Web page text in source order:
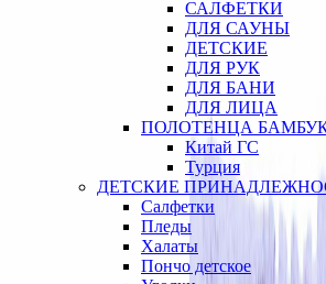
САЛФЕТКИ
ДЛЯ САУНЫ
ДЕТСКИЕ
ДЛЯ РУК
ДЛЯ БАНИ
ДЛЯ ЛИЦА
ПОЛОТЕНЦА
Китай ГС
Турция
ДЕТСКИЕ
Салфетки
Пледы
Халаты
Пончо детское